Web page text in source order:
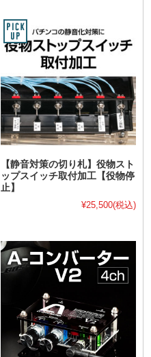
【静音対策の切り札】役物スト
ップスイッチ取付加工【役物停
止】
¥25,500(税込)